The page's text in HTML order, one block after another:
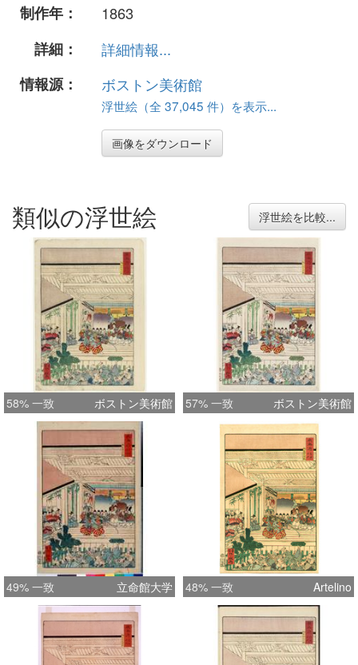
制作年：
1863
詳細：
詳細情報...
情報源：
ボストン美術館
浮世絵（全 37,045 件）を表示...
画像をダウンロード
類似の浮世絵 浮世絵を比較...
58% 一致 ボストン美術館 57% 一致 ボストン美術館
49% 一致 立命館大学 48% 一致 Artelino